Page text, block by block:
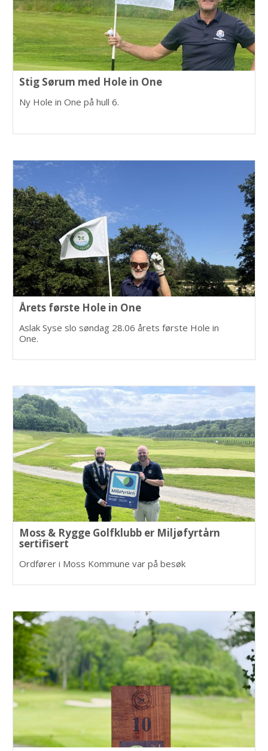
Stig Sørum med Hole in One
Ny Hole in One på hull 6.
Årets første Hole in One
Aslak Syse slo søndag 28.06 årets første Hole in
One.
Moss & Rygge Golfklubb er Miljøfyrtårn
sertifisert
Ordfører i Moss Kommune var på besøk